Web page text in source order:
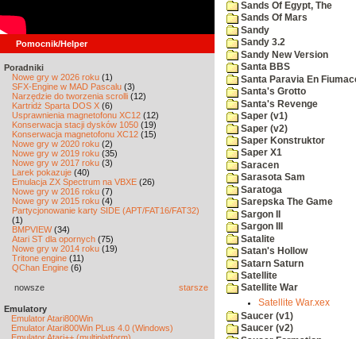
Pomocnik/Helper
Poradniki
Nowe gry w 2026 roku (1)
SFX-Engine w MAD Pascalu (3)
Narzędzie do tworzenia scrolli (12)
Kartridż Sparta DOS X (6)
Usprawnienia magnetofonu XC12 (12)
Konserwacja stacji dysków 1050 (19)
Konserwacja magnetofonu XC12 (15)
Nowe gry w 2020 roku (2)
Nowe gry w 2019 roku (35)
Nowe gry w 2017 roku (3)
Larek pokazuje (40)
Emulacja ZX Spectrum na VBXE (26)
Nowe gry w 2016 roku (7)
Nowe gry w 2015 roku (4)
Partycjonowanie karty SIDE (APT/FAT16/FAT32)
(1)
BMPVIEW(34)
Atari ST dla opornych (75)
Nowe gry w 2014 roku (19)
Tritone engine (11)
QChan Engine (6)
nowsze starsze
Emulatory
Emulator Atari800Win
Emulator Atari800Win PLus 4.0 (Windows)
Sands Of Egypt, The
Sands Of Mars
Sandy
Sandy 3.2
Sandy New Version
Santa BBS
Santa Paravia En
Santa's Grotto
Santa's Revenge
Saper (v1)
Saper (v2)
Saper Konstruktor
Saper X1
Saracen
Sarasota Sam
Saratoga
Sarepska The Game
Sargon II
Sargon III
Satalite
Satan's Hollow
Satarn Saturn
Satellite
Satellite War
Satellite War.xex
Saucer (v1)
Saucer (v2)